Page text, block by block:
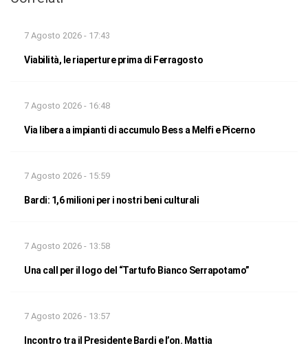
7 Agosto 2026 - 17:43
Viabilità, le riaperture prima di Ferragosto
7 Agosto 2026 - 16:48
Via libera a impianti di accumulo Bess a Melfi e Picerno
7 Agosto 2026 - 15:59
Bardi: 1,6 milioni per i nostri beni culturali
7 Agosto 2026 - 13:58
Una call per il logo del “Tartufo Bianco Serrapotamo”
7 Agosto 2026 - 13:57
Incontro tra il Presidente Bardi e l’on. Mattia